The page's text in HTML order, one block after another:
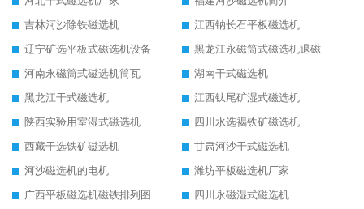
吉林河沙除铁磁选机
江西钠长石平板磁选机
辽宁矿选平板式磁选机设备
黑龙江永磁筒式磁选机退磁
河南永磁筒式磁选机筒瓦
湖南干式磁选机
黑龙江干式磁选机
江西钛尾矿湿式磁选机
陕西实验用室湿式磁选机
四川水选褐铁矿磁选机
西藏干选铁矿磁选机
甘肃河沙干式磁选机
河沙磁选机的电机
潍坊平板磁选机厂家
广西平板磁选机磁铁排列图
四川永磁湿式磁选机